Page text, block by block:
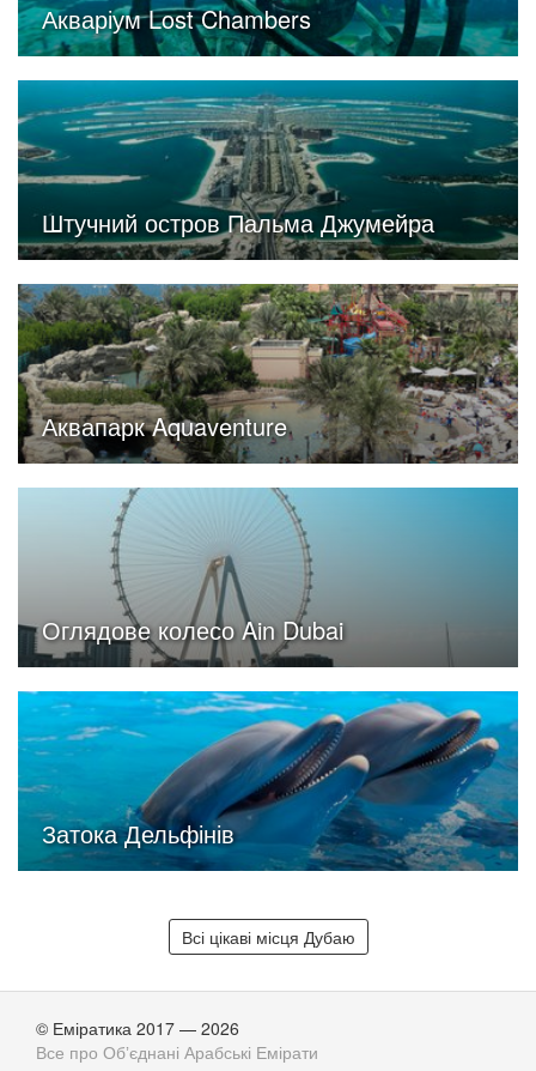
Акваріум Lost Chambers
Штучний остров Пальма Джумейра
Аквапарк Aquaventure
Оглядове колесо Ain Dubai
Затока Дельфінів
Всі цікаві місця Дубаю
© Еміратика 2017 — 2026
Все про Обʼєднані Арабські Емірати